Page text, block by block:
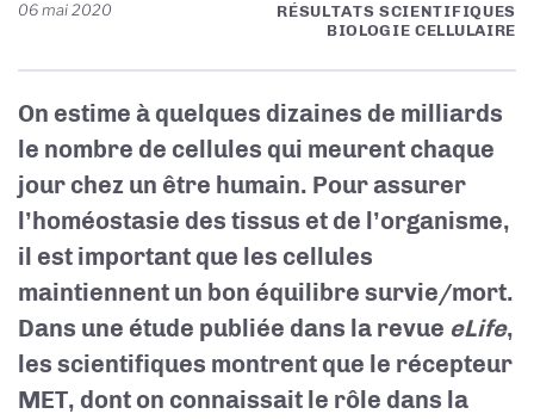
06 mai 2020
RÉSULTATS SCIENTIFIQUES
BIOLOGIE CELLULAIRE
On estime à quelques dizaines de milliards
le nombre de cellules qui meurent chaque
jour chez un être humain. Pour assurer
l’homéostasie des tissus et de l’organisme,
il est important que les cellules
maintiennent un bon équilibre survie/mort.
Dans une étude publiée dans la revue eLife,
les scientifiques montrent que le récepteur
MET, dont on connaissait le rôle dans la